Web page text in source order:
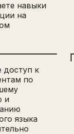
навыки
на
доступ к
по
и
языка